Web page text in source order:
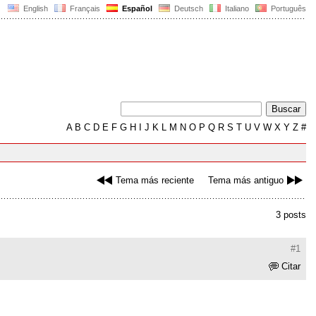
English Français Español Deutsch Italiano Português
AB C D E F G H J K L M N O P Q R S T U V W X Y Z #
Tema más reciente Tema más antiguo
3 posts
#1
Citar